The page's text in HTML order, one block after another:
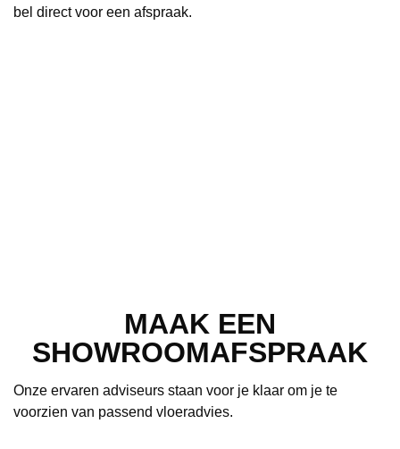
bel direct voor een afspraak.
MAAK EEN
SHOWROOMAFSPRAAK
Onze ervaren adviseurs staan voor je klaar om je te
voorzien van passend vloeradvies.